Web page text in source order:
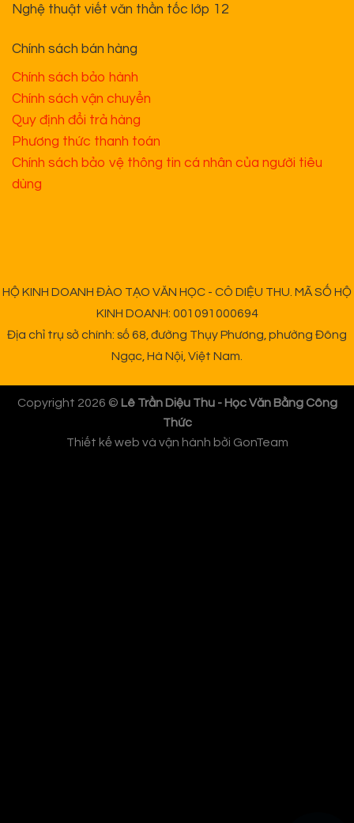
Nghệ thuật viết văn thần tốc lớp 12
Chính sách bán hàng
Chính sách bảo hành
Chính sách vận chuyển
Quy định đổi trả hàng
Phương thức thanh toán
Chính sách bảo vệ thông tin cá nhân của người tiêu
dùng
HỘ KINH DOANH ĐÀO TẠO VĂN HỌC - CÔ DIỆU THU. MÃ SỐ HỘ
KINH DOANH: 001091000694
Địa chỉ trụ sở chính: số 68, đường Thụy Phương, phường Đông
Ngạc, Hà Nội, Việt Nam.
Copyright 2026 © Lê Trần Diệu Thu - Học Văn Bằng Công
Thức
Thiết kế web và vận hành bởi GonTeam